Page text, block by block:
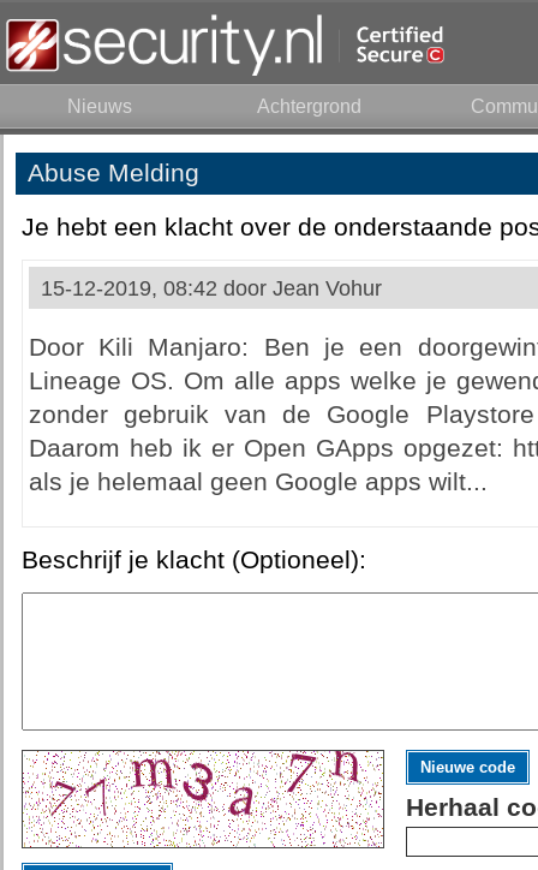
Nieuws Achtergrond
Abuse Melding
Je hebt een klacht over de onderstaande
15-12-2019, 08:42 door Jean Vohur
Door Kili Manjaro: Ben je een
Lineage OS. Om alle apps welke je
zonder gebruik van de Google
Daarom heb ik er Open GApps opgezet:
als je helemaal geen Google apps wilt...
Beschrijf je klacht (Optioneel):
Nieuwe code
Herhaal